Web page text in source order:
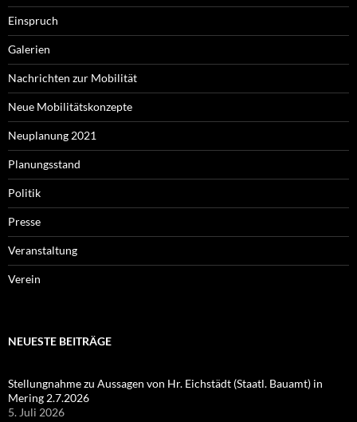
Einspruch
Galerien
Nachrichten zur Mobilität
Neue Mobilitätskonzepte
Neuplanung 2021
Planungsstand
Politik
Presse
Veranstaltung
Verein
NEUESTE BEITRÄGE
Stellungnahme zu Aussagen von Hr. Eichstädt (Staatl. Bauamt) in
Mering 2.7.2026
5. Juli 2026